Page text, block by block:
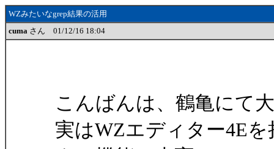
WZみたいなgrep結果の活用
cuma さん 01/12/16 18:04
こんばんは、鶴亀にて
実はWZエディター4E